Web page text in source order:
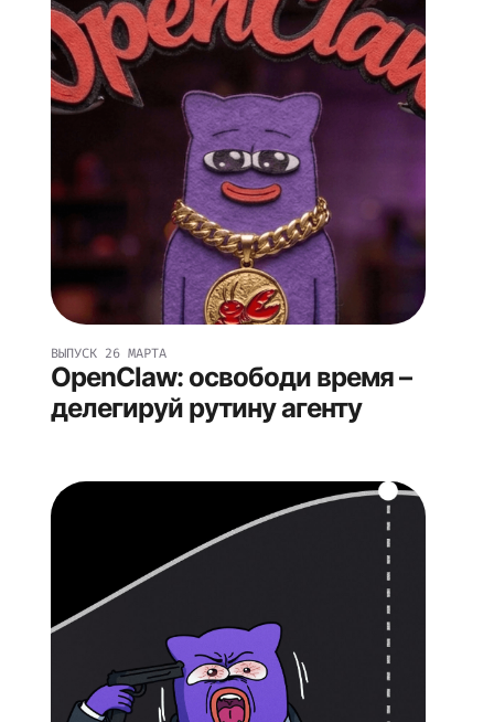
ВЫПУСК 26 МАРТА
OpenClaw: освободи время –
делегируй рутину агенту